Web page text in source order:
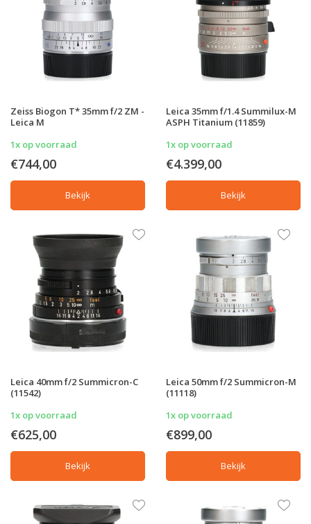
Zeiss Biogon T* 35mm f/2 ZM -
Leica M
1x op voorraad
€744,00
Bekijk
Leica 35mm f/1.4 Summilux-M
ASPH Titanium (11859)
1x op voorraad
€4.399,00
Bekijk
Leica 40mm f/2 Summicron-C
(11542)
1x op voorraad
€625,00
Bekijk
Leica 50mm f/2 Summicron-M
(11118)
1x op voorraad
€899,00
Bekijk